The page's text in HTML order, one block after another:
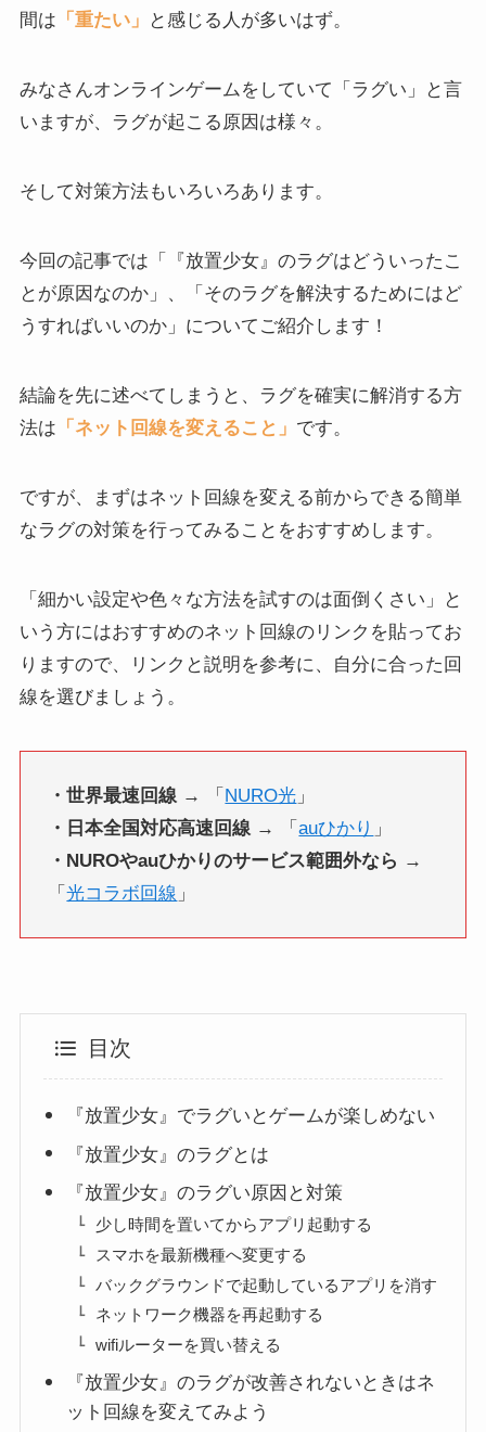
間は 「重たい」 と感じる人が多いはず。
みなさんオンラインゲームをしていて「ラグい」と言
いますが、ラグが起こる原因は様々。
そして対策方法もいろいろあります。
今回の記事では「『放置少女』のラグはどういったこ
とが原因なのか」、「そのラグを解決するためにはど
うすればいいのか」についてご紹介します！
結論を先に述べてしまうと、ラグを確実に解消する方
法は 「ネット回線を変えること」 です。
ですが、まずはネット回線を変える前からできる簡単
なラグの対策を行ってみることをおすすめします。
「細かい設定や色々な方法を試すのは面倒くさい」と
いう方にはおすすめのネット回線のリンクを貼ってお
りますので、リンクと説明を参考に、自分に合った回
線を選びましょう。
・世界最速回線 → 「 NURO光 」
・日本全国対応高速回線 →
「auひかり 」
・NUROやauひかりのサービス範囲外なら →
「光コラボ回線 」
目次
『放置少女』でラグいとゲームが楽しめない
『放置少女』のラグとは
『放置少女』のラグい原因と対策
少し時間を置いてからアプリ起動する
スマホを最新機種へ変更する
バックグラウンドで起動しているアプリを消す
ネットワーク機器を再起動する
wifiルーターを買い替える
『放置少女』のラグが改善されないときはネ
ット回線を変えてみよう